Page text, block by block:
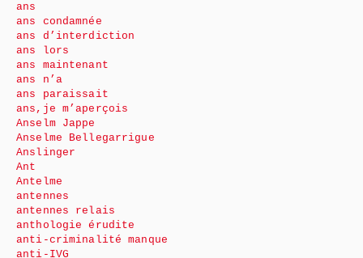
ans
ans condamnée
ans d’interdiction
ans lors
ans maintenant
ans n’a
ans paraissait
ans,je m’aperçois
Anselm Jappe
Anselme Bellegarrigue
Anslinger
Ant
Antelme
antennes
antennes relais
anthologie érudite
anti-criminalité manque
anti-IVG